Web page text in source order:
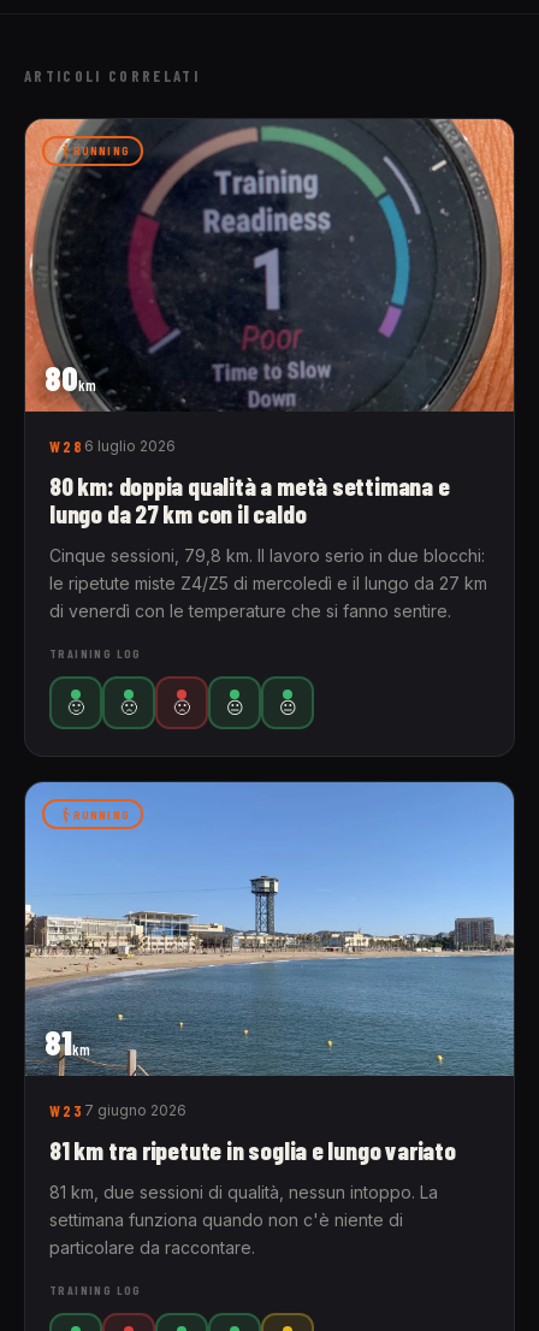
ARTICOLI CORRELATI
80km
RUNNING
W28 6 luglio 2026
80 km: doppia qualità a metà settimana e
lungo da 27 km con il caldo
Cinque sessioni, 79,8 km. Il lavoro serio in due blocchi:
le ripetute miste Z4/Z5 di mercoledì e il lungo da 27 km
di venerdì con le temperature che si fanno sentire.
TRAINING LOG
🙂 🙁 🙁 😐 😐
81km
RUNNING
W23 7 giugno 2026
81 km tra ripetute in soglia e lungo variato
81 km, due sessioni di qualità, nessun intoppo. La
settimana funziona quando non c'è niente di
particolare da raccontare.
TRAINING LOG